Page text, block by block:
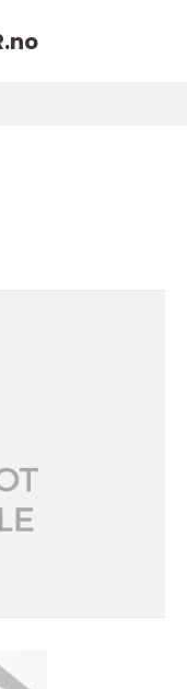
no